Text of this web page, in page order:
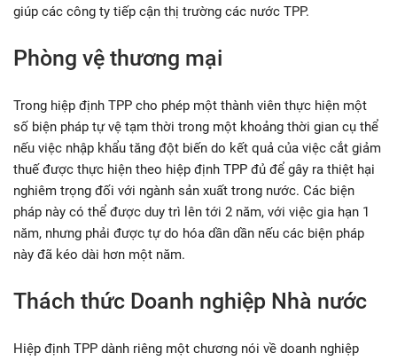
giúp các công ty tiếp cận thị trường các nước TPP.
Phòng vệ thương mại
Trong hiệp định TPP cho phép một thành viên thực hiện một
số biện pháp tự vệ tạm thời trong một khoảng thời gian cụ thể
nếu việc nhập khẩu tăng đột biến do kết quả của việc cắt giảm
thuế được thực hiện theo hiệp định TPP đủ để gây ra thiệt hại
nghiêm trọng đối với ngành sản xuất trong nước. Các biện
pháp này có thể được duy trì lên tới 2 năm, với việc gia hạn 1
năm, nhưng phải được tự do hóa dần dần nếu các biện pháp
này đã kéo dài hơn một năm.
Thách thức Doanh nghiệp Nhà nước
Hiệp định TPP dành riêng một chương nói về doanh nghiệp